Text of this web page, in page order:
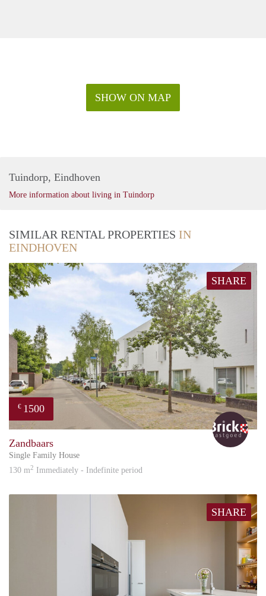
Huurprijs € 1.850,- per maand
Exclusief gas / water / elektriciteit
SHOW ON MAP
Tuindorp, Eindhoven
More information about living in Tuindorp
SIMILAR RENTAL PROPERTIES IN
EINDHOVEN
SHARE
€ 1500
Brick
Zandbaars
Single Family House
130 m2 Immediately - Indefinite period
SHARE